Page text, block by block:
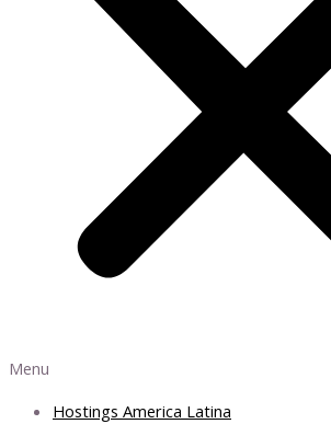
Menu
Hostings America Latina